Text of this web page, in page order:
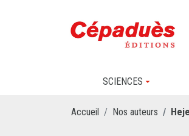
SCIENCES
Accueil Nos auteurs